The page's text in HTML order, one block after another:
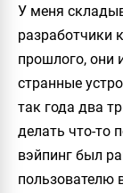
У меня
разработчики
прошлого, они
странные
так года два
делать что-то
вэйпинг был
пользователю